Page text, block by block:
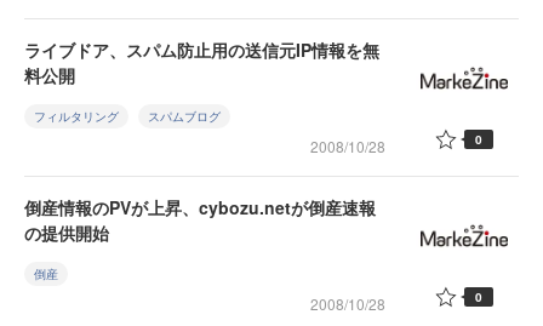
ライブドア、スパム防止用の送信元IP情報を無
料公開
フィルタリング スパムブログ
2008/10/28 0
倒産情報のPVが上昇、cybozu.netが倒産速報
の提供開始
倒産
2008/10/28 0